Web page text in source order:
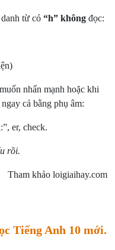
từ có“h” không đọc:
nhấn mạnh hoặc khi
cả bằng phụ âm:
er, check.
rồi.
Tham khảo loigiaihay.com
Tiếng Anh 10 mới.